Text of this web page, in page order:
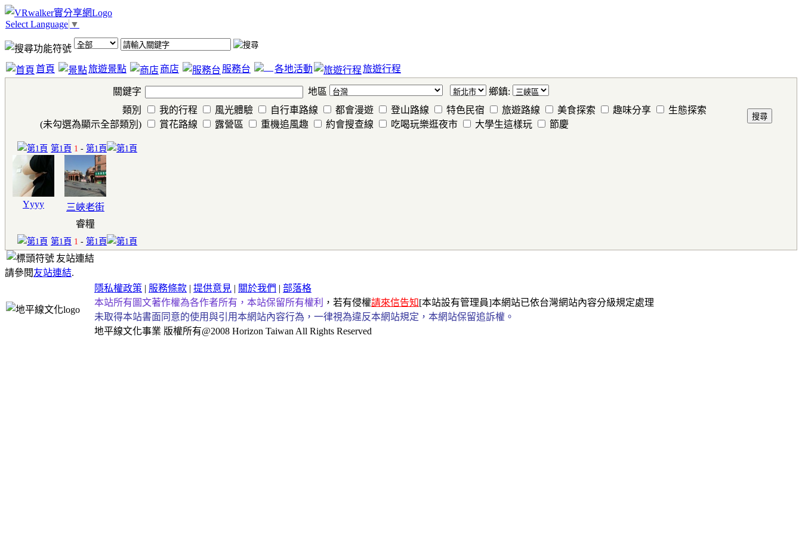
Select Language ▼
首頁 旅遊景點 商店 服務台 各地活動 旅遊行程
關鍵字 地區
鄉鎮:
類別
(未勾選為顯示全部類別)
我的行程 風光體驗 自行車路線 都會漫遊 登山路線 特色民宿 旅遊路線 美食探索 趣味分享
生態探索
賞花路線
露營區 重機追風趣 約會搜查線 吃喝玩樂逛夜市 大學生這樣玩 節慶
第1頁 1 - 第1頁
Yyyy
三峽老街
睿糧
第1頁 1 - 第1頁
友站連結
請參閱友站連結.
隱私權政策 | 服務條款 | 提供意見 | 關於我們 | 部落格
本站所有圖文著作權為各作者所有，本站保留所有權利
，若有侵權請來信告知[本站設有管理員]本網站已依台灣網站內容分級規定處理
未取得本站書面同意的使用與引用本網站內容行為，一律視為違反本網站規定，本網站保留追訴權。
地平線文化事業 版權所有@2008 Horizon Taiwan All Rights Reserved